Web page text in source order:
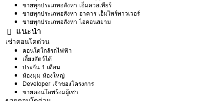
ขายทุกประเภทอสังหา เอ็มควอเทียร์
ขายทุกประเภทอสังหา อาคาร เอ็มไพร์ทาวเวอร์
ขายทุกประเภทอสังหา ไอคอนสยาม
แนะนำ
เช่าคอนโดด่วน
คอนโดใกล้รถไฟฟ้า
เลี้ยงสัตว์ได้
ประกัน 1 เดือน
ห้องมุม ห้องใหญ่
Developer เจ้าของโครงการ
ขายคอนโดพร้อมผู้เช่า